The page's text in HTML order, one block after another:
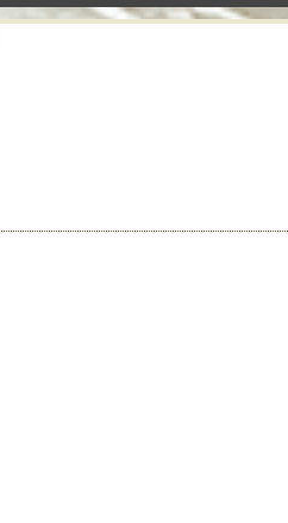
Rotweinzwetschgen»